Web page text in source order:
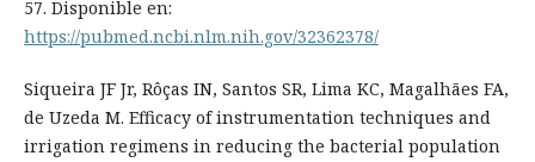
57. Disponible en:
https://pubmed.ncbi.nlm.nih.gov/32362378/
Siqueira JF Jr, Rôças IN, Santos SR, Lima KC, Magalhães FA,
de Uzeda M. Efficacy of instrumentation techniques and
irrigation regimens in reducing the bacterial population